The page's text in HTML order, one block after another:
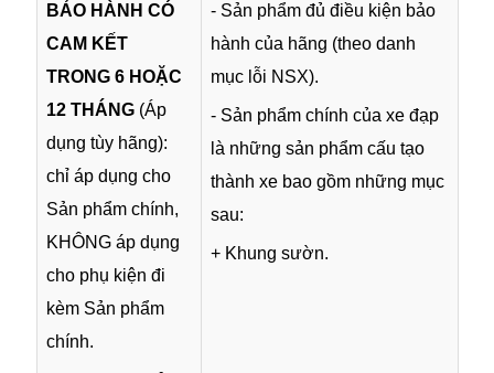
BẢO HÀNH CÓ
CAM KẾT
TRONG 6 HOẶC
12 THÁNG(Áp
dụng tùy hãng):
chỉ áp dụng cho
Sản phẩm chính,
KHÔNG áp dụng
cho phụ kiện đi
kèm Sản phẩm
chính.
- Sản phẩm đủ điều kiện bảo
hành của hãng (theo danh
mục lỗi NSX).
- Sản phẩm chính của xe đạp
là những sản phẩm cấu tạo
thành xe bao gồm những mục
sau:
+ Khung sườn.